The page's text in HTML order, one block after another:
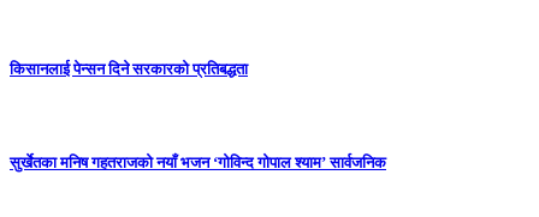
किसानलाई पेन्सन दिने सरकारको प्रतिबद्धता
सुर्खेतका मनिष गहतराजको नयाँ भजन ‘गोविन्द गोपाल श्याम’ सार्वजनिक